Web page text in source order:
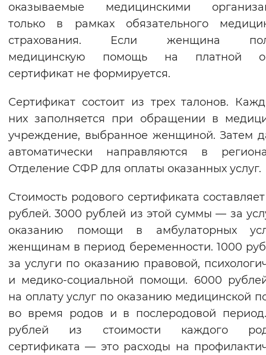
оказываемые медицинскими
только в рамках обязательного
страхования. Если женщина
медицинскую помощь на платной
сертификат не формируется.
Сертификат состоит из трех талонов.
них заполняется при обращении в
учреждение, выбранное женщиной. Затем
автоматически направляются в
Отделение СФР для оплаты оказанных услуг.
Стоимость родового сертификата
рублей. 3000 рублей из этой суммы — за
оказанию помощи в амбулаторных
женщинам в период беременности. 1000
за услуги по оказанию правовой,
и медико-социальной помощи. 6000
на оплату услуг по оказанию медицинской
во время родов и в послеродовой
рублей из стоимости каждого
сертификата — это расходы на